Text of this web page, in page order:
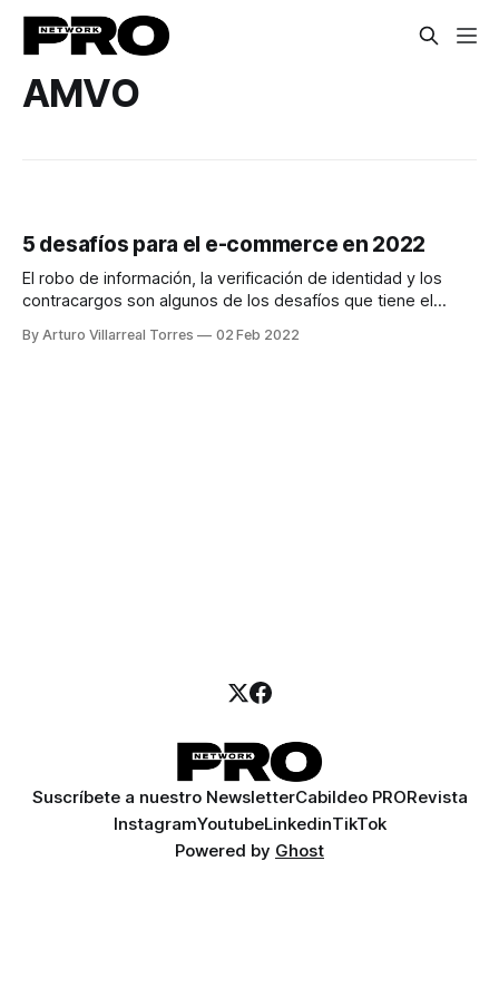
AMVO
5 desafíos para el e-commerce en 2022
El robo de información, la verificación de identidad y los
contracargos son algunos de los desafíos que tiene el
By Arturo Villarreal Torres 02 Feb 2022
Suscríbete a nuestro NewsletterCabildeo PRORevista
InstagramYoutubeLinkedinTikTok
Powered by Ghost